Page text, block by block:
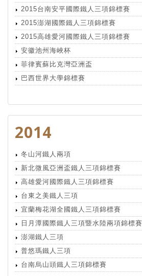
2015台南安平國際鐵人三項錦標賽
2015澎湖國際鐵人三項錦標賽
2015高雄愛河國際鐵人三項錦標賽
安徽池州海峽杯
菲律賓蘇比克灣亞洲盃
巴西世界大學錦標賽
2014
冬山河鐵人兩項
新北微風亞洲盃鐵人三項錦標賽
高雄愛河國際鐵人三項錦標賽
台東之美鐵人三項
宜蘭梅花湖全國鐵人三項錦標賽
日月潭國際鐵人三項暨水陸兩項錦標賽
澎湖鐵人三項
普悠瑪鐵人三項
台南烏山頭鐵人三項錦標賽